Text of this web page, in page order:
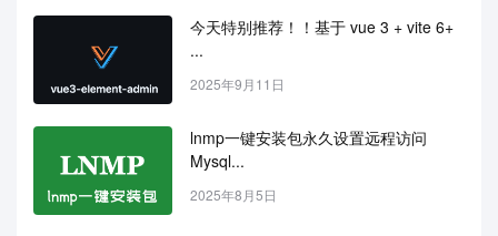
今天特别推荐！！基于 vue 3 + vite 6+
...
2025年9月11日
lnmp一键安装包永久设置远程访问
Mysql...
2025年8月5日